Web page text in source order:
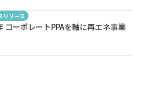
リリース
ーポレートPPAを軸に再エネ事業